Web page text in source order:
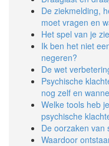
De ziekmelding,
moet vragen en
Het spel van je
Ik ben het niet
negeren?
De wet
Psychische
nog zelf en
Welke tools heb
psychische
De oorzaken van
Waardoor